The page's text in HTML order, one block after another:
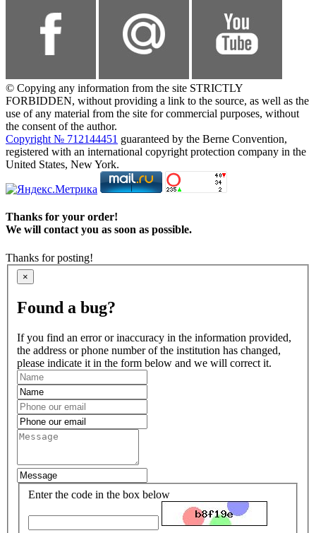
© Copying any information from the site STRICTLY
FORBIDDEN, without providing a link to the source, as well as the
use of any material from the site for commercial purposes, without
the consent of the author.
Copyright № 712144451 guaranteed by the Berne Convention,
registered with an international copyright protection company in the
United States, New York.
Thanks for your order!
We will contact you as soon as possible.
Thanks for posting!
×
Found a bug?
If you find an error or inaccuracy in the information provided,
the address or phone number of the institution has changed,
please indicate it in the form below and we will correct it.
Enter the code in the box below